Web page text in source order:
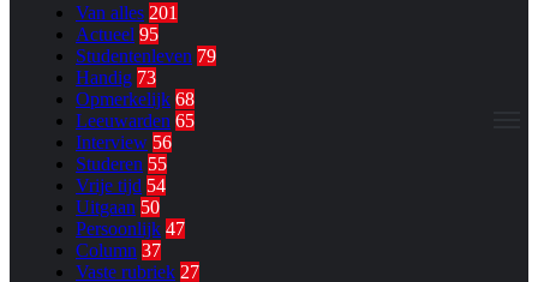
Van alles 201
Actueel 95
Studentenleven 79
Handig 73
Opmerkelijk 68
Leeuwarden 65
Interview 56
Studeren 55
Vrije tijd 54
Uitgaan 50
Persoonlijk 47
Column 37
Vaste rubriek 27